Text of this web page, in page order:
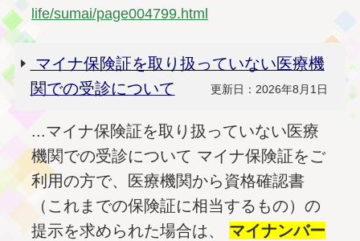
life/sumai/page004799.html
マイナ保険証を取り扱っていない医療機
関での受診について
更新日：2026年8月1日
...マイナ保険証を取り扱っていない医療
機関での受診について マイナ保険証をご
利用の方で、医療機関から資格確認書
（これまでの保険証に相当するもの）の
提示を求められた場合は、 マイナンバー